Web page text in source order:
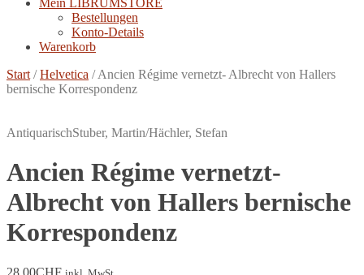
Mein LIBRUMSTORE
Bestellungen
Konto-Details
Warenkorb
Start /Helvetica /Ancien Régime vernetzt- Albrecht von Hallers
bernische Korrespondenz
AntiquarischStuber, Martin/Hächler, Stefan
Ancien Régime vernetzt-
Albrecht von Hallers bernische
Korrespondenz
28.00CHF